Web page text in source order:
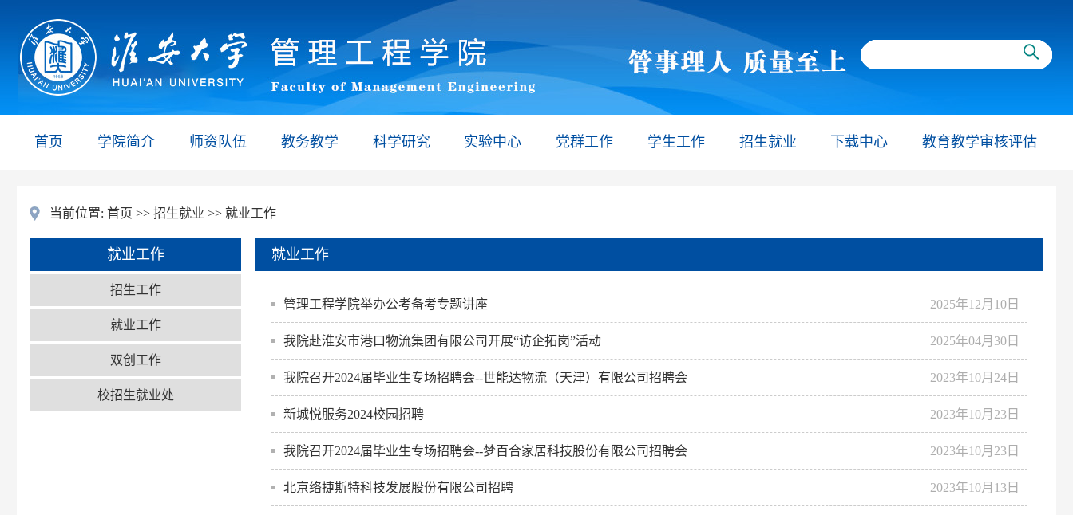
首页 学院简介 师资队伍 教务教学 科学研究 实验中心 党群工作 学生工作 招生就业 下载中心 教育教学审核评估
当前位置: 首页 >> 招生就业 >> 就业工作
就业工作
招生工作
就业工作
双创工作
校招生就业处
就业工作
2025年12月10日
管理工程学院举办公考备考专题讲座
2025年04月30日
我院赴淮安市港口物流集团有限公司开展“访企拓岗”活动
2023年10月24日
我院召开2024届毕业生专场招聘会--世能达物流（天津）有限公司招聘会
2023年10月23日
新城悦服务2024校园招聘
2023年10月23日
我院召开2024届毕业生专场招聘会--梦百合家居科技股份有限公司招聘会
2023年10月13日
北京络捷斯特科技发展股份有限公司招聘